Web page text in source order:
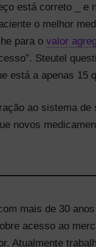
está correto _ e
o melhor
para o valor
Steutel
está a apenas 15
ao sistema
novos
mais de 30
acesso ao
Atualmente